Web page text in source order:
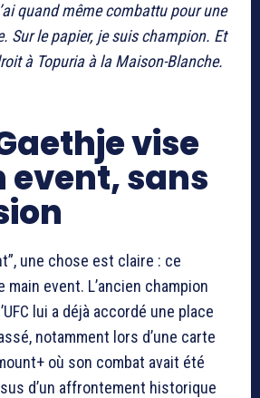
quand même combattu pour une
Sur le papier, je suis champion. Et
à Topuria à la Maison-Blanche.
vise
event, sans
une chose est claire : ce
event. L’ancien champion
lui a déjà accordé une place
notamment lors d’une carte
où son combat avait été
d’un affrontement historique